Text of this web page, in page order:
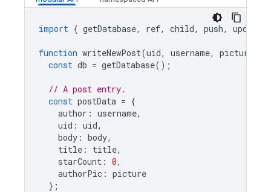
import { getDatabase, ref, child, push, update
function writeNewPost(uid, username, picture
const db = getDatabase();
// A post entry.
const postData = {
author : username,
uid : uid,
body : body,
title : title,
starCount : 0,
authorPic : picture
};